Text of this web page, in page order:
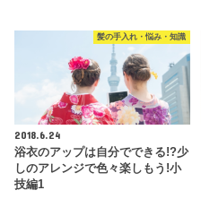
髪の手入れ・悩み・知識
2018.6.24
浴衣のアップは自分でできる!?少
しのアレンジで色々楽しもう!小
技編1